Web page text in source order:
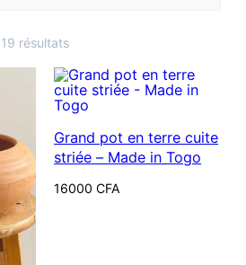
résultatsTrié
plus
récent
plus
ancien
Grand pot en terre cuite
striée – Made in Togo
16000CFA